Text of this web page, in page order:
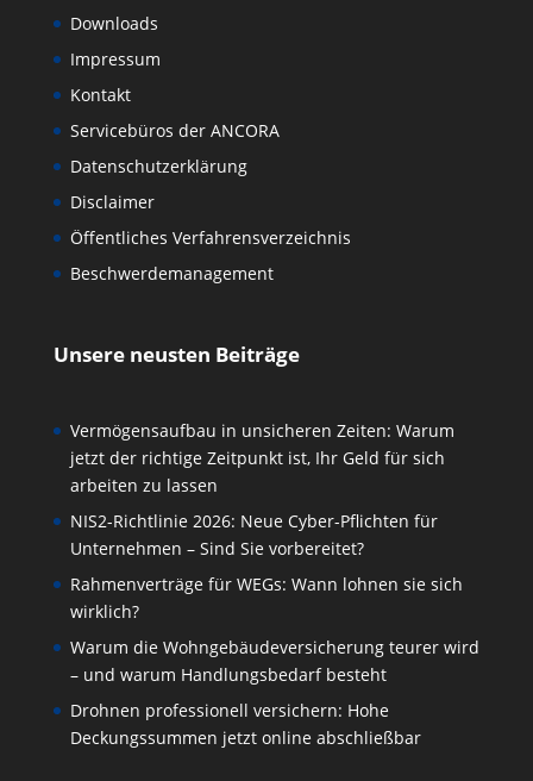
Downloads
Impressum
Kontakt
Servicebüros der ANCORA
Datenschutzerklärung
Disclaimer
Öffentliches Verfahrensverzeichnis
Beschwerdemanagement
Unsere neusten Beiträge
Vermögensaufbau in unsicheren Zeiten: Warum
jetzt der richtige Zeitpunkt ist, Ihr Geld für sich
arbeiten zu lassen
NIS2-Richtlinie 2026: Neue Cyber-Pflichten für
Unternehmen – Sind Sie vorbereitet?
Rahmenverträge für WEGs: Wann lohnen sie sich
wirklich?
Warum die Wohngebäudeversicherung teurer wird
– und warum Handlungsbedarf besteht
Drohnen professionell versichern: Hohe
Deckungssummen jetzt online abschließbar